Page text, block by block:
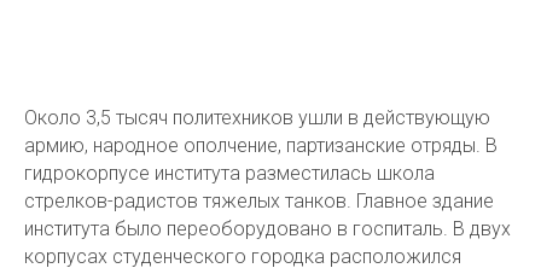
Около 3,5 тысяч политехников ушли в действующую
армию, народное ополчение, партизанские отряды. В
гидрокорпусе института разместилась школа
стрелков-радистов тяжелых танков. Главное здание
института было переоборудовано в госпиталь. В двух
корпусах студенческого городка расположился